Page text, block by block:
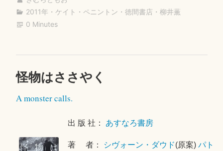
女
お
子”
bo
ok
tte
r
ail
2011年 ・ ケイト・ペニントン ・ 徳間書店 ・ 柳井薫
0 Minutes
怪物はささやく
A monster calls.
出 版 社： あすなろ書房
著 者： シヴォーン・ダウド(原案)パト
2
0
2
0